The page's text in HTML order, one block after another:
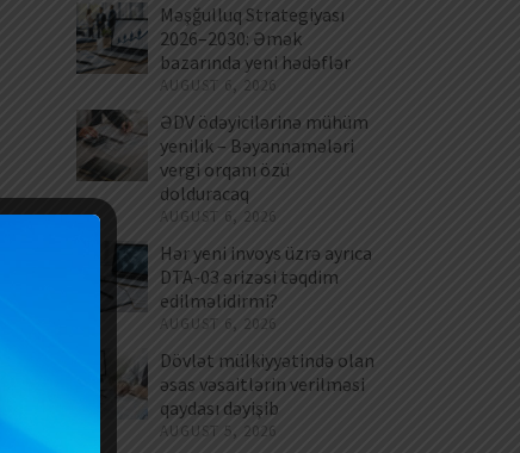
Məşğulluq Strategiyası
2026–2030: Əmək
bazarında yeni hədəflər
AUGUST 6, 2026
ƏDV ödəyicilərinə mühüm
yenilik – Bəyannamələri
vergi orqanı özü
dolduracaq
AUGUST 6, 2026
Hər yeni invoys üzrə ayrıca
DTA-03 ərizəsi təqdim
edilməlidirmi?
AUGUST 6, 2026
Dövlət mülkiyyətində olan
əsas vəsaitlərin verilməsi
qaydası dəyişib
AUGUST 5, 2026